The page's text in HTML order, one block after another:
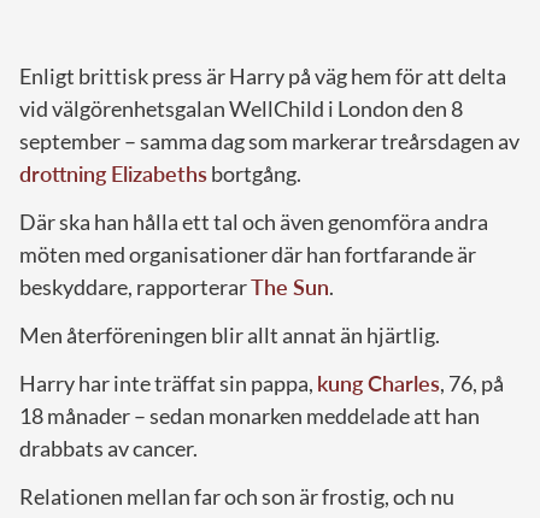
Enligt brittisk press är Harry på väg hem för att delta
vid välgörenhetsgalan WellChild i London den 8
september – samma dag som markerar treårsdagen av
drottning Elizabethsbortgång.
Där ska han hålla ett tal och även genomföra andra
möten med organisationer där han fortfarande är
beskyddare, rapporterarThe Sun.
Men återföreningen blir allt annat än hjärtlig.
Harry har inte träffat sin pappa, kung Charles, 76, på
18 månader – sedan monarken meddelade att han
drabbats av cancer.
Relationen mellan far och son är frostig, och nu